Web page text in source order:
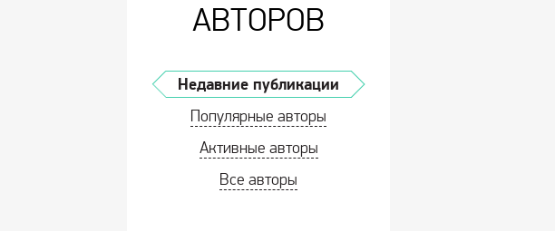
АВТОРОВ
Недавние публикации
Популярные авторы
Активные авторы
Все авторы